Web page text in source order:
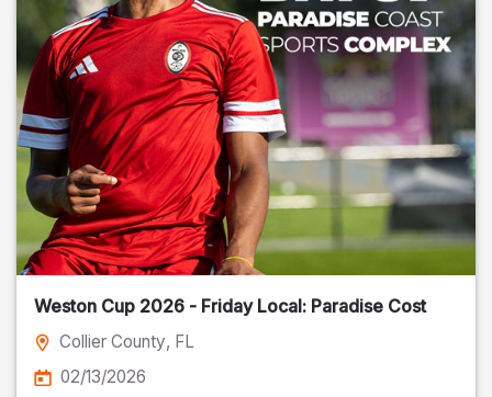
Weston Cup 2026 - Friday Local: Paradise Cost
Collier County, FL
02/13/2026